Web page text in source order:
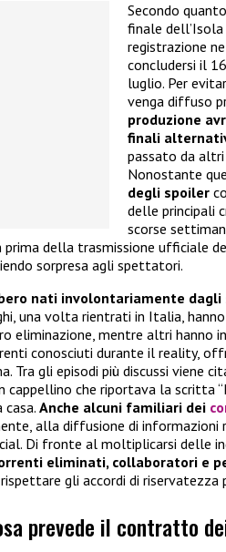
Secondo
finale
registrazione
concludersi il
luglio. Per
venga diffuso
produzione
finali
passato da
Nonostante
degli spoiler
delle principali
scorse
prima della trasmissione ufficiale
sorpresa agli spettatori.
nati involontariamente dagli
una volta rientrati in Italia,
eliminazione, mentre altri hanno
conosciuti durante il reality,
Tra gli episodi più discussi viene
che riportava la scritta
Anche alcuni familiari dei
alla diffusione di
Di fronte al moltiplicarsi delle
eliminati, collaboratori e
gli accordi di
prevede il contratto